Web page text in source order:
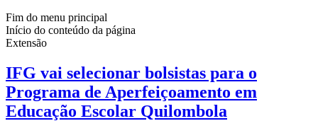
Fim do menu principal
Início do conteúdo da página
Extensão
IFG vai selecionar bolsistas para o
Programa de Aperfeiçoamento em
Educação Escolar Quilombola